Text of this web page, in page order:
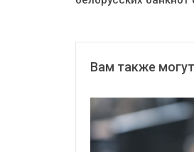
Вам также